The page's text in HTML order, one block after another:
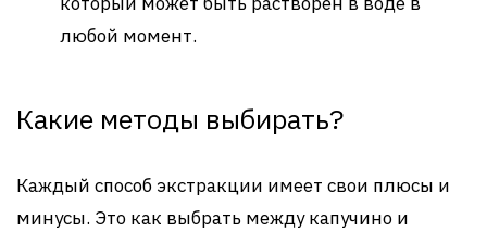
любой момент.
Какие методы выбирать?
Каждый способ экстракции имеет свои плюсы и
минусы. Это как выбрать между капучино и